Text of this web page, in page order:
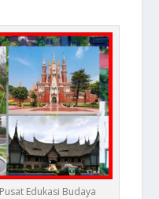
Edukasi Budaya